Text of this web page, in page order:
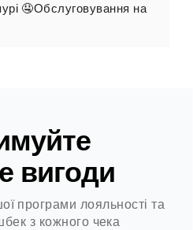
🤤Обслуговування на
вигоди
програми лояльності та
з кожного чека